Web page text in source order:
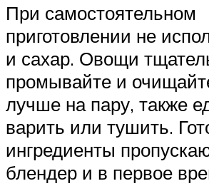
При самостоятельном
приготовлении не
и сахар. Овощи
промывайте и
лучше на пару, также
варить или тушить.
ингредиенты
блендер и в первое